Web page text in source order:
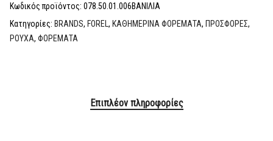
Κωδικός προϊόντος: 078.50.01.006ΒΑΝΙΛΙΑ
Κατηγορίες: BRANDS, FOREL , ΚΑΘΗΜΕΡΙΝΑ ΦΟΡΕΜΑΤΑ, ΠΡΟΣΦΟΡΕΣ,
ΡΟΥΧΑ, ΦΟΡΕΜΑΤΑ
Επιπλέον πληροφορίες